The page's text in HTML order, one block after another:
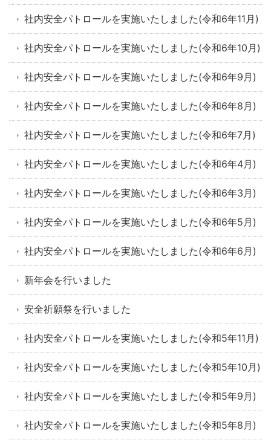
社内安全パトロールを実施いたしました(令和6年11月)
社内安全パトロールを実施いたしました(令和6年10月)
社内安全パトロールを実施いたしました(令和6年9月)
社内安全パトロールを実施いたしました(令和6年8月)
社内安全パトロールを実施いたしました(令和6年7月)
社内安全パトロールを実施いたしました(令和6年4月)
社内安全パトロールを実施いたしました(令和6年3月)
社内安全パトロールを実施いたしました(令和6年5月)
社内安全パトロールを実施いたしました(令和6年6月)
新年会を行いました
安全祈願祭を行いました
社内安全パトロールを実施いたしました(令和5年11月)
社内安全パトロールを実施いたしました(令和5年10月)
社内安全パトロールを実施いたしました(令和5年9月)
社内安全パトロールを実施いたしました(令和5年8月)